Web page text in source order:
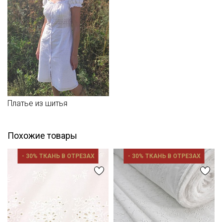
Платье из шитья
Похожие товары
- 30% ТКАНЬ В ОТРЕЗАХ - 30% ТКАНЬ В ОТРЕЗАХ